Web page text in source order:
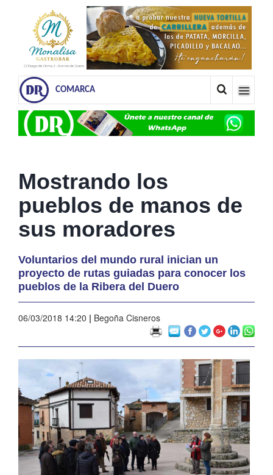
COMARCA
Mostrando los
pueblos de manos de
sus moradores
Voluntarios del mundo rural inician un
proyecto de rutas guiadas para conocer los
pueblos de la Ribera del Duero
06/03/2018 14:20 | Begoña Cisneros